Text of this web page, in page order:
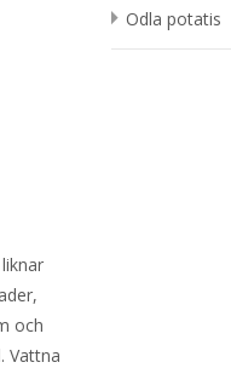
och
Vattna
Odla potatis